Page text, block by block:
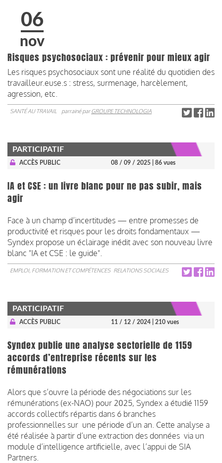
06
nov
Risques psychosociaux : prévenir pour mieux agir
Les risques psychosociaux sont une réalité du quotidien des
travailleur.euse.s : stress, surmenage, harcèlement,
agression, etc.
SANTÉ AU TRAVAIL parrainé parGROUPE TECHNOLOGIA
PARTICIPATIF
ACCÈS PUBLIC 08 / 09 / 2025 | 86 vues
IA et CSE : un livre blanc pour ne pas subir, mais
agir
Face à un champ d’incertitudes — entre promesses de
productivité et risques pour les droits fondamentaux —
Syndex propose un éclairage inédit avec son nouveau livre
blanc "IA et CSE : le guide". ​​​​​​​
EMPLOI, FORMATION ET COMPÉTENCES RELATIONS SOCIALES
PARTICIPATIF
ACCÈS PUBLIC 11 / 12 / 2024 | 210 vues
Syndex publie une analyse sectorielle de 1159
accords d’entreprise récents sur les
rémunérations
Alors que s’ouvre la période des négociations sur les
rémunérations (ex-NAO) pour 2025, Syndex a étudié 1159
accords collectifs répartis dans 6 branches
professionnelles sur une période d’un an. Cette analyse a
été réalisée à partir d’une extraction des données via un
module d’intelligence artificielle, avec l’appui de SIA
Partners.